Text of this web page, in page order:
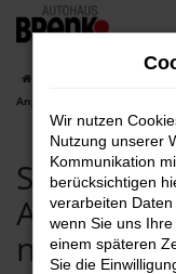
Zum
springen
Angebote mit Lieferservice
Seat
Angebote
nach
Wir nutzen
Nutzung unserer
Kommunikation
berücksichtigen
verarbeiten
wenn Sie uns
einem späteren
Sie die